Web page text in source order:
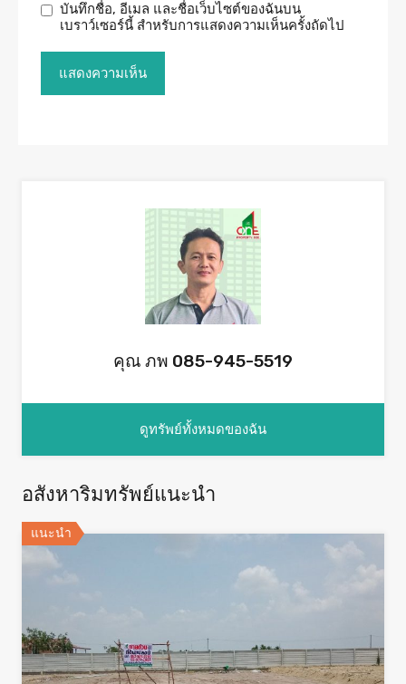
บันทึกชื่อ, อีเมล และชื่อเว็บไซต์ของฉันบน
เบราว์เซอร์นี้ สำหรับการแสดงความเห็นครั้งถัดไป
คุณ ภพ 085-945-5519
ดูทรัพย์ทั้งหมดของฉัน
อสังหาริมทรัพย์แนะนำ
แนะนำ